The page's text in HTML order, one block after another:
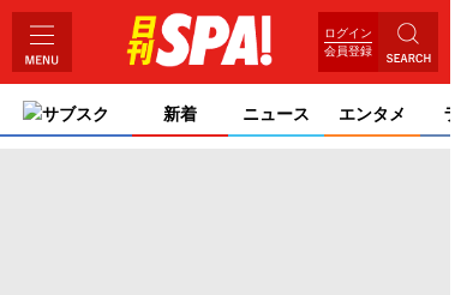
ログイン
会員登録
サブスク 新着 ニュース エンタメ